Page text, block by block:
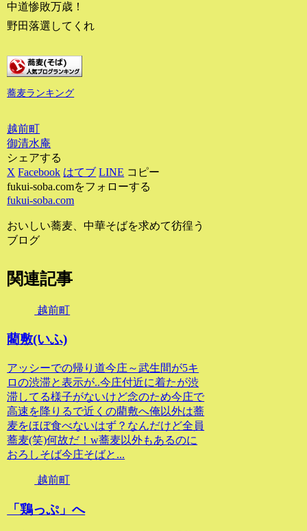
中道惨敗万歳！
野田落選してくれ
蕎麦ランキング
越前町
御清水庵
シェアする
X Facebook はてブ LINE コピー
fukui-soba.comをフォローする
fukui-soba.com
おいしい蕎麦、中華そばを求めて彷徨う
ブログ
関連記事
越前町
藺敷(いふ)
アッシーでの帰り道今庄～武生間が5キ
ロの渋滞と表示が..今庄付近に着たが渋
滞してる様子がないけど念のため今庄で
高速を降りるで近くの藺敷へ俺以外は蕎
麦をほぼ食べないはず？なんだけど全員
蕎麦(笑)何故だ！w蕎麦以外もあるのに
おろしそば今庄そばと...
越前町
「鶏っぷ」へ